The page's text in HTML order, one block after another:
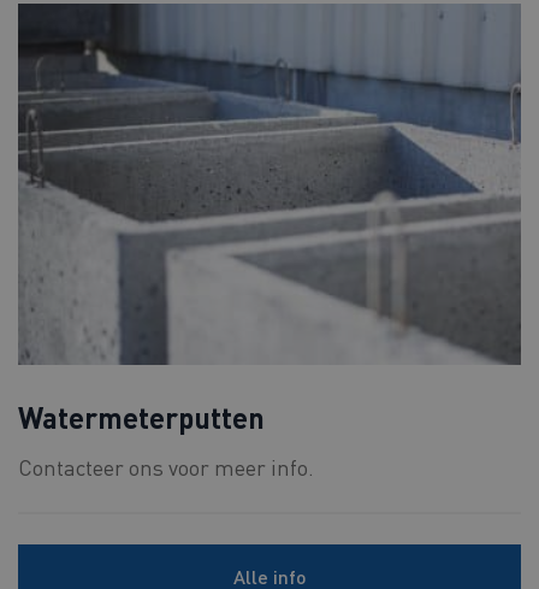
Watermeterputten
Contacteer ons voor meer info.
Alle info